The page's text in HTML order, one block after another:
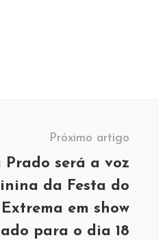
Próximo artigo
Prado será a voz
da Festa do
em show
para o dia 18